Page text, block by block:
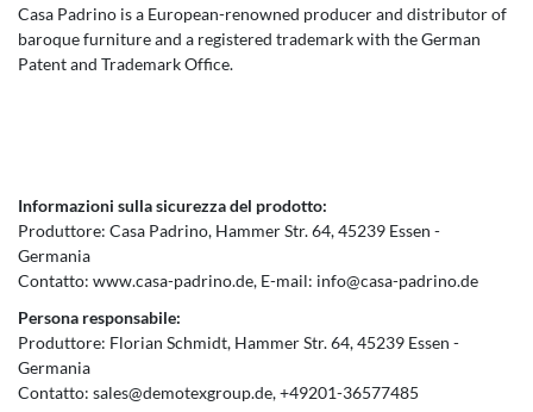
Casa Padrino is a European-renowned producerand distributorof
baroque furnitureand a registered trademarkwith the German
Patentand Trademark Office.
Informazioni sulla sicurezza del prodotto:
Produttore: Casa Padrino Hammer Str.64 45239 Essen
Germania
Contatto: www.casa-padrino.de E-mail: info@casa-padrino.de
Persona responsabile:
Produttore: Florian Schmidt Hammer Str.64 45239 Essen
Germania
Contatto: sales@demotexgroup.de +49201-36577485